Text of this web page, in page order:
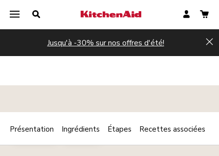
Jusqu'à -30% sur nos offres d'été!
PÂTISSERIES DESSERTS Print
Présentation Ingrédients Étapes Recettes associées